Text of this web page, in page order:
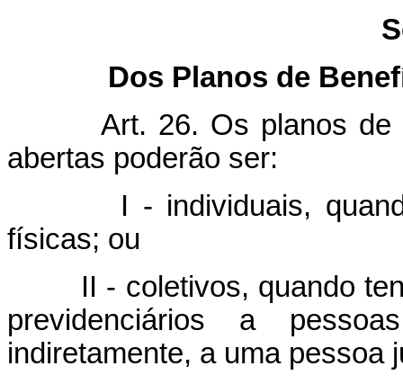
Dos Planos de
Art. 26. Os planos de
abertas poderão ser:
I - individuais, quando
físicas; ou
II - coletivos, quando
previdenciários a
indiretamente, a uma pessoa